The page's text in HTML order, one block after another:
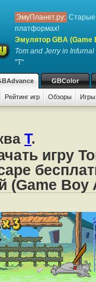
ЭмуПланет.ру: Старые
платформах!
Эмулятор GBA (Game
Tom and Jerry in
"T"
GBColor
Рейтинг игр Обзоры
T.
игру
(Game Boy